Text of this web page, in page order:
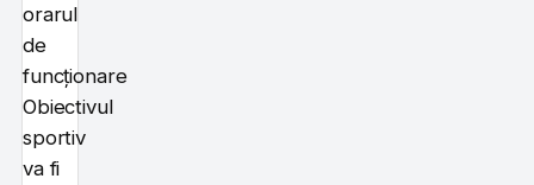
orarul
de
funcționare
Obiectivul
sportiv
va fi